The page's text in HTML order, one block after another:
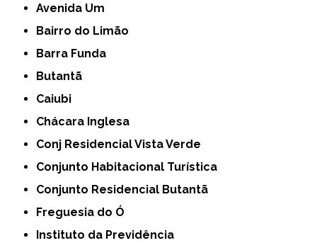
Avenida Um
Bairro do Limão
Barra Funda
Butantã
Caiubi
Chácara Inglesa
Conj Residencial Vista Verde
Conjunto Habitacional Turística
Conjunto Residencial Butantã
Freguesia do Ó
Instituto da Previdência